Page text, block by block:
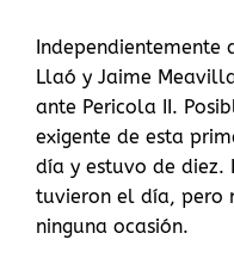
Llaó y Jaime
ante Pericola II.
exigente de esta
día y estuvo de diez.
tuvieron el día, pero
ninguna ocasión.